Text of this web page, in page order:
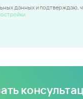
данных и подтверждаю,